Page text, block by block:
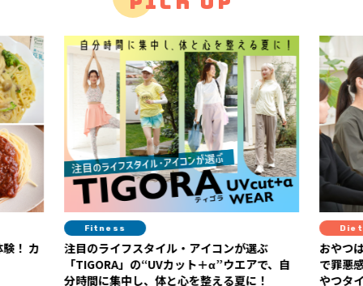
！ カ
Fitness
注目のライフスタイル・アイコンが選ぶ
「TIGORA」の“UVカット＋α”ウエアで、自
分時間に集中し、体と心を整える夏に！
Diet
おやつ
で罪悪
やつタ